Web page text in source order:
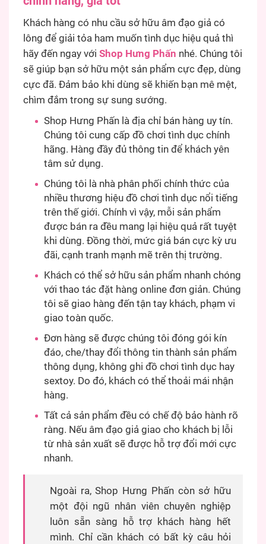
Khách hàng có nhu cầu sở hữu âm đạo giả có
lông để giải tỏa ham muốn tình dục hiệu quả thì
hãy đến ngay với Shop Hưng Phấn nhé. Chúng tôi
sẽ giúp bạn sở hữu một sản phẩm cực đẹp, dùng
cực đã. Đảm bảo khi dùng sẽ khiến bạn mê mệt,
chìm đắm trong sự sung sướng.
Shop Hưng Phấn là địa chỉ bán hàng uy tín.
Chúng tôi cung cấp đồ chơi tình dục chính
hãng. Hàng đầy đủ thông tin để khách yên
tâm sử dụng.
Chúng tôi là nhà phân phối chính thức của
nhiều thương hiệu đồ chơi tình dục nổi tiếng
trên thế giới. Chính vì vậy, mỗi sản phẩm
được bán ra đều mang lại hiệu quả rất tuyệt
khi dùng. Đồng thời, mức giá bán cực kỳ ưu
đãi, cạnh tranh mạnh mẽ trên thị trường.
Khách có thể sở hữu sản phẩm nhanh chóng
với thao tác đặt hàng online đơn giản. Chúng
tôi sẽ giao hàng đến tận tay khách, phạm vi
giao toàn quốc.
Đơn hàng sẽ được chúng tôi đóng gói kín
đáo, che/thay đổi thông tin thành sản phẩm
thông dụng, không ghi đồ chơi tình dục hay
sextoy. Do đó, khách có thể thoải mái nhận
hàng.
Tất cả sản phẩm đều có chế độ bảo hành rõ
ràng. Nếu âm đạo giả giao cho khách bị lỗi
từ nhà sản xuất sẽ được hỗ trợ đổi mới cực
nhanh.
Ngoài ra, Shop Hưng Phấn còn sở hữu
một đội ngũ nhân viên chuyên nghiệp
luôn sẵn sàng hỗ trợ khách hàng hết
mình. Chỉ cần khách có bất kỳ câu hỏi